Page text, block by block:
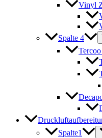
Vinyl
Spalte 4
Spalte1